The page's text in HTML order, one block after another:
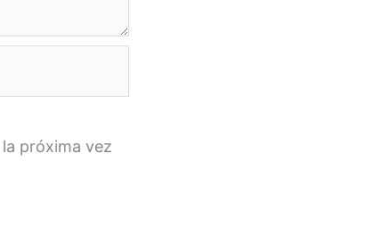
próxima vez